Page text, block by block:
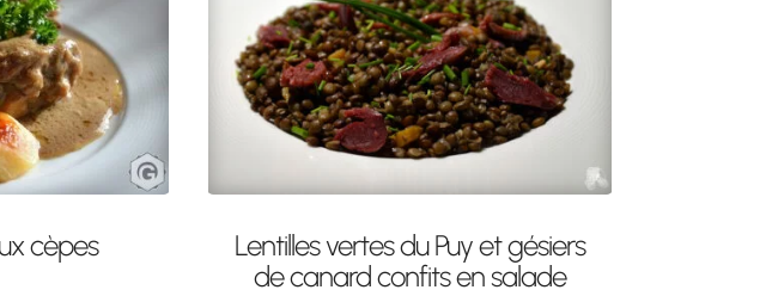
cèpes
Lentilles vertes du Puy et gésiers
de canard confits en salade